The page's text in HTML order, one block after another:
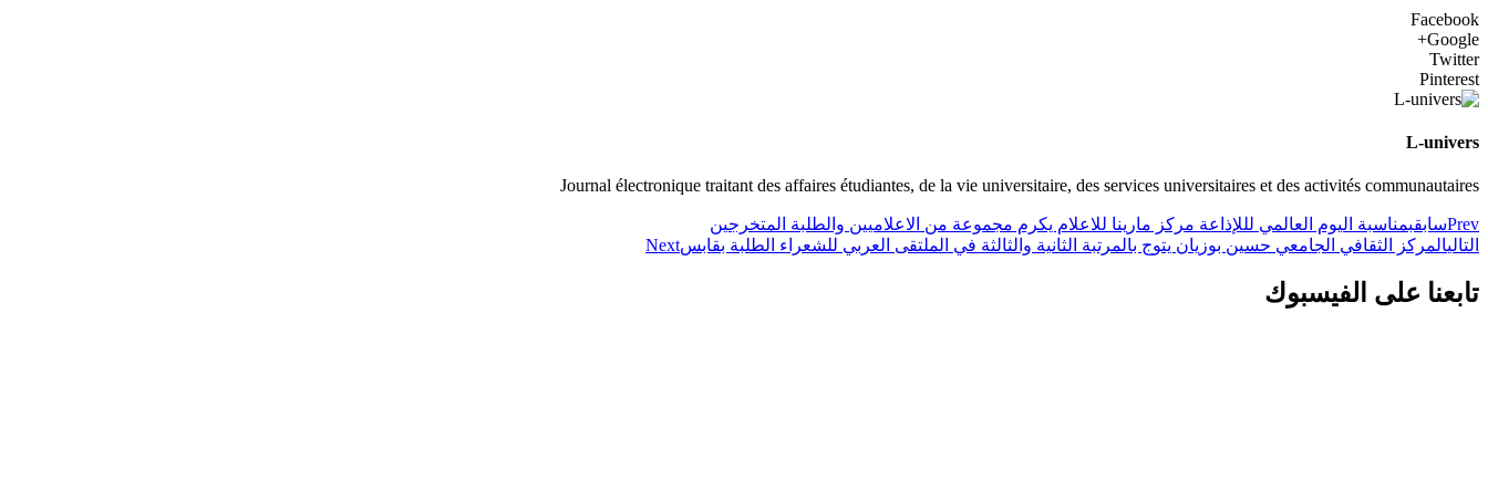
Facebook
Google+
Twitter
Pinterest
L-univers
Journal électronique traitant des affaires étudiantes, de la vie universitaire, des services universitaires et des activités communautaires
Prevسابقبمناسبة اليوم العالمي لللإذاعة مركز مارينا للاعلام يكرم مجموعة من الاعلاميين والطلبة المتخرجين
التاليالمركز الثقافي الجامعي حسين بوزيان يتوج بالمرتبة الثانية والثالثة في الملتقى العربي للشعراء الطلبة بقابسNext
تابعنا على الفيسبوك